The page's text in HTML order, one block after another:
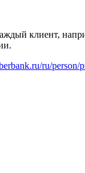
клиент,
ru/person/